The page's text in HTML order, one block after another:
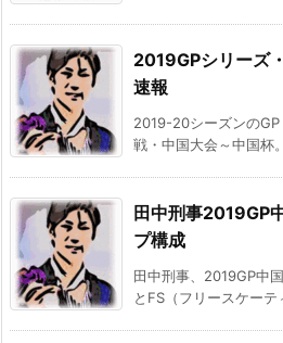
2019GPシリーズ
速報
2019-20シーズンの
戦・中国大会～中国杯
田中刑事2019GP
プ構成
田中刑事、2019GP中
とFS（フリースケーテ